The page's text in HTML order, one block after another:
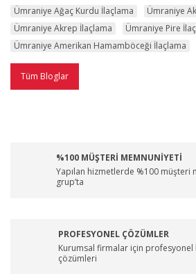
Ümraniye Ağaç Kurdu İlaçlama
Ümraniye
Ümraniye Akrep İlaçlama
Ümraniye Pire
Ümraniye Amerikan Hamamböceği İlaçlama
Tüm Bloglar
%100 MÜŞTERİ MEMNUNİYETİ
Yapılan hizmetlerde %100 müşteri
grup’ta
PROFESYONEL ÇÖZÜMLER
Kurumsal firmalar için profesyonel
çözümleri